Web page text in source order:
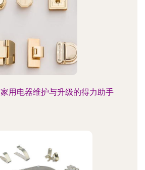
用电器维护与升级的得力助手